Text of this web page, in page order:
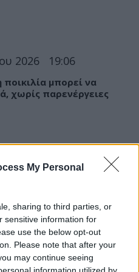
My Personal
sharing to third parties, or
sensitive information for
use the below opt-out
Please note that after your
may continue seeing
2026 19:06
μπορεί να
χωρίς παρενέργειες
Ρόδου: Νέες προσλήψεις
17:01